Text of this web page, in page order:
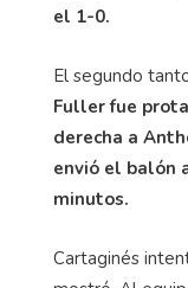
el 1-0.
El segundo
Fuller fue
derecha a
envió el balón
minutos.
Cartaginés